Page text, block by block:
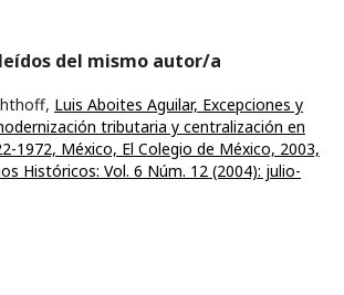
del mismo autor/a
Luis Aboites Aguilar, Excepciones y
tributaria y centralización en
1972, México, El Colegio de México, 2003,
Históricos: Vol. 6 Núm. 12 (2004): julio-